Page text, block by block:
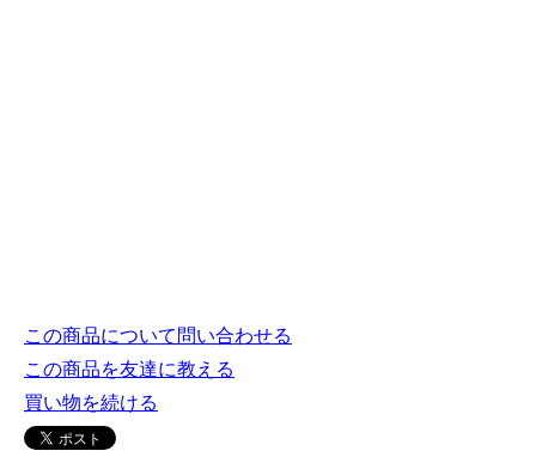
この商品について問い合わせる
この商品を友達に教える
買い物を続ける